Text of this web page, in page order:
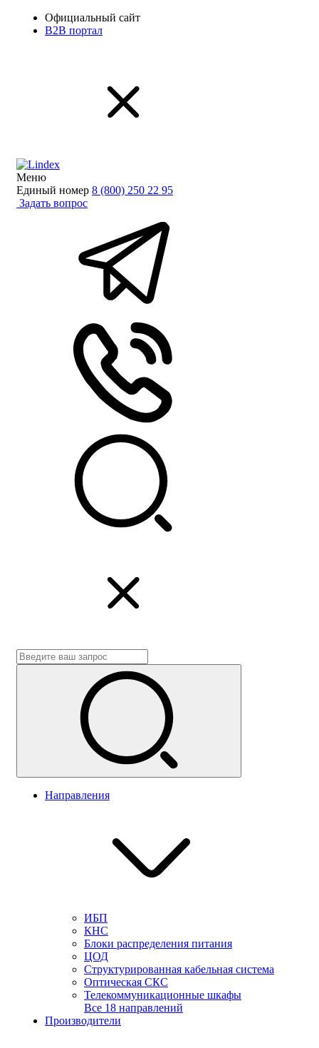
Официальный сайт
B2B портал
Меню
Единый номер 8 (800) 250 22 95
Задать вопрос
Направления
ИБП
КНС
Блоки распределения питания
ЦОД
Структурированная кабельная система
Оптическая СКС
Телекоммуникационные шкафы
Все 18 направлений
Производители